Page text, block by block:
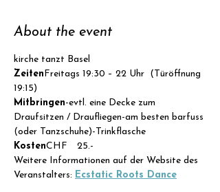
About the event
kirche tanzt Basel
ZeitenFreitags 19:30 – 22 Uhr  (Türöffnung
19:15)
Mitbringen-evtl. eine Decke zum
Draufsitzen / Draufliegen-am besten barfuss
(oder Tanzschuhe)-Trinkflasche
KostenCHF  25.-
Weitere Informationen auf der Website des
Veranstalters: Ecstatic Roots Dance